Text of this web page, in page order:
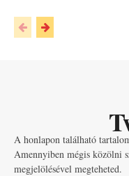
A honlapon található
Amennyiben mégis közölni
megjelölésével megteheted.